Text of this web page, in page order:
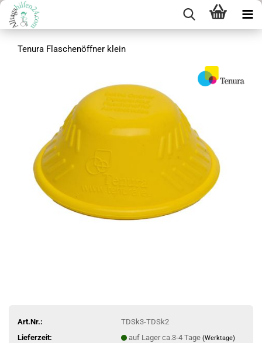
Tenura Flaschenöffner klein
Art.Nr.:
TDSk3-TDSk2
Lieferzeit:
auf Lager ca.3-4 Tage (Werktage)